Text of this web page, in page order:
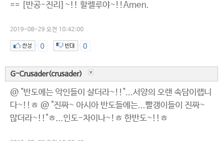
== [반공-진리]~!! 할렐루야~!!Amen.
2019-08-29 오전 10:42:00
0 0
G-Crusader(crusader)
@ "반도에는 악인들이 살더라~!!"...서양의 오랜 속담이랩니
다~!!ㅎ @ "진짜~ 아시아 반도들에는...빨갱이들이 진짜~
많더라~!!"ㅎ...인도-차이나~!ㅎ 한반도~!!ㅎ